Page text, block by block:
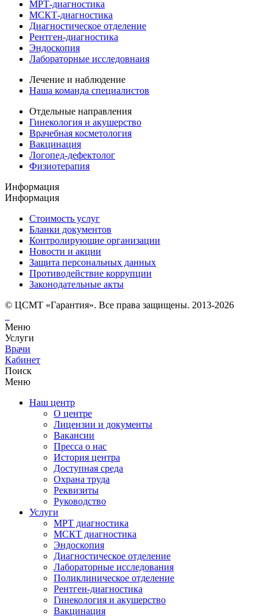
МРТ-диагностика
МСКТ-диагностика
Диагностическое отделение
Рентген-диагностика
Эндоскопия
Лабораторные исследовнаия
Лечение и наблюдение
Наша команда специалистов
Отдельные направления
Гинекология и акушерство
Врачебная косметология
Вакцинация
Логопед-дефектолог
Физиотерапия
Информация
Информация
Стоимость услуг
Бланки документов
Контролирующие организации
Новости и акции
Защита персональных данных
Противодействие коррупции
Законодательные акты
© ЦСМТ «Гарантия». Все права защищены. 2013-2026
Меню
Услуги
Врачи
Кабинет
Поиск
Меню
Наш центр
О центре
Лицензии и документы
Вакансии
Пресса о нас
История центра
Доступная среда
Охрана труда
Реквизиты
Руководство
Услуги
МРТ диагностика
МСКТ диагностика
Эндоскопия
Диагностическое отделение
Лабораторные исследования
Поликлиническое отделение
Рентген-диагностика
Гинекология и акушерство
Вакцинация